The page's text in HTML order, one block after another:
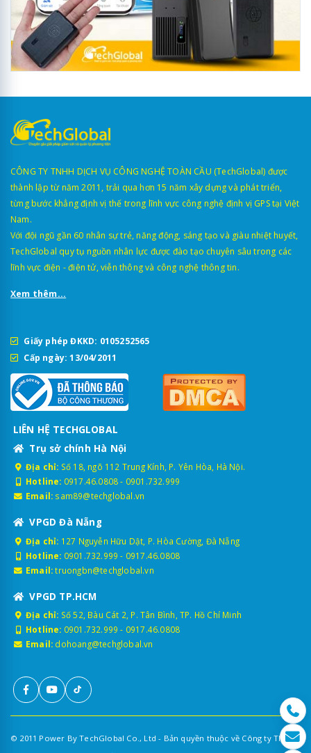
CÔNG TY TNHH DỊCH VỤ CÔNG NGHỆ TOÀN CẦU (TechGlobal) được
thành lập từ năm 2011, trải qua hơn 15 năm xây dựng và phát triển,
từng bước khẳng định vị thế trong lĩnh vực công nghệ định vị GPS tại Việt
Nam.
Với đội ngũ gần 60 nhân sự trẻ, năng động, sáng tạo và giàu nhiệt huyết,
TechGlobal quy tụ nguồn nhân lực được đào tạo chuyên sâu trong các
lĩnh vực điện - điện tử, viễn thông và công nghệ thông tin.
Xem thêm...
Giấy phép ĐKKD: 0105252565
Cấp ngày: 13/04/2011
LIÊN HỆ TECHGLOBAL
Trụ sở chính Hà Nội
Địa chỉ: Số 18, ngõ 112 Trung Kính, P. Yên Hòa, Hà Nội.
Hotline: 0917.46.0808- 0901.732.999
Email: sam89@techglobal.vn
VPGD Đà Nẵng
Địa chỉ: 127 Nguyễn Hữu Dật, P. Hòa Cường, Đà Nẵng
Hotline: 0901.732.999 - 0917.46.0808
Email: truongbn@techglobal.vn
VPGD TP.HCM
Địa chỉ: Số 52, Bàu Cát 2, P. Tân Bình, TP. Hồ Chí Minh
Hotline: 0901.732.999 - 0917.46.0808
Email: dohoang@techglobal.vn
© 2011 Power By TechGlobal Co., Ltd - Bản quyền thuộc về Công ty TNHH